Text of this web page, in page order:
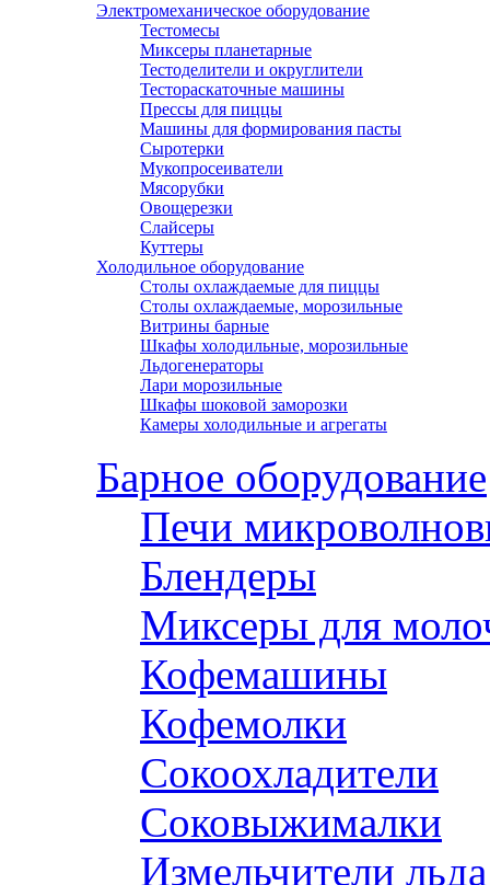
Электромеханическое оборудование
Тестомесы
Миксеры планетарные
Тестоделители и округлители
Тестораскаточные машины
Прессы для пиццы
Машины для формирования пасты
Сыротерки
Мукопросеиватели
Мясорубки
Овощерезки
Слайсеры
Куттеры
Холодильное оборудование
Столы охлаждаемые для пиццы
Столы охлаждаемые, морозильные
Витрины барные
Шкафы холодильные, морозильные
Льдогенераторы
Лари морозильные
Шкафы шоковой заморозки
Камеры холодильные и агрегаты
Барное оборудование
Печи
Блендеры
Миксеры для
Кофемашины
Кофемолки
Сокоохладители
Соковыжималки
Измельчители льда